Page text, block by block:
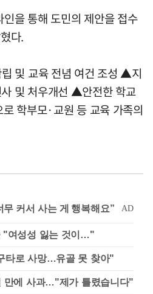
을 통해 도민의 제안을 접수
다.
및 교육 전념 여건 조성 ▲지
및 처우개선 ▲안전한 학교
학부모·교원 등 교육 가족의
"여성성 잃는 것이…"
타로 사망…유골 못 찾아"
만에 사과…"제가 틀렸습니다"